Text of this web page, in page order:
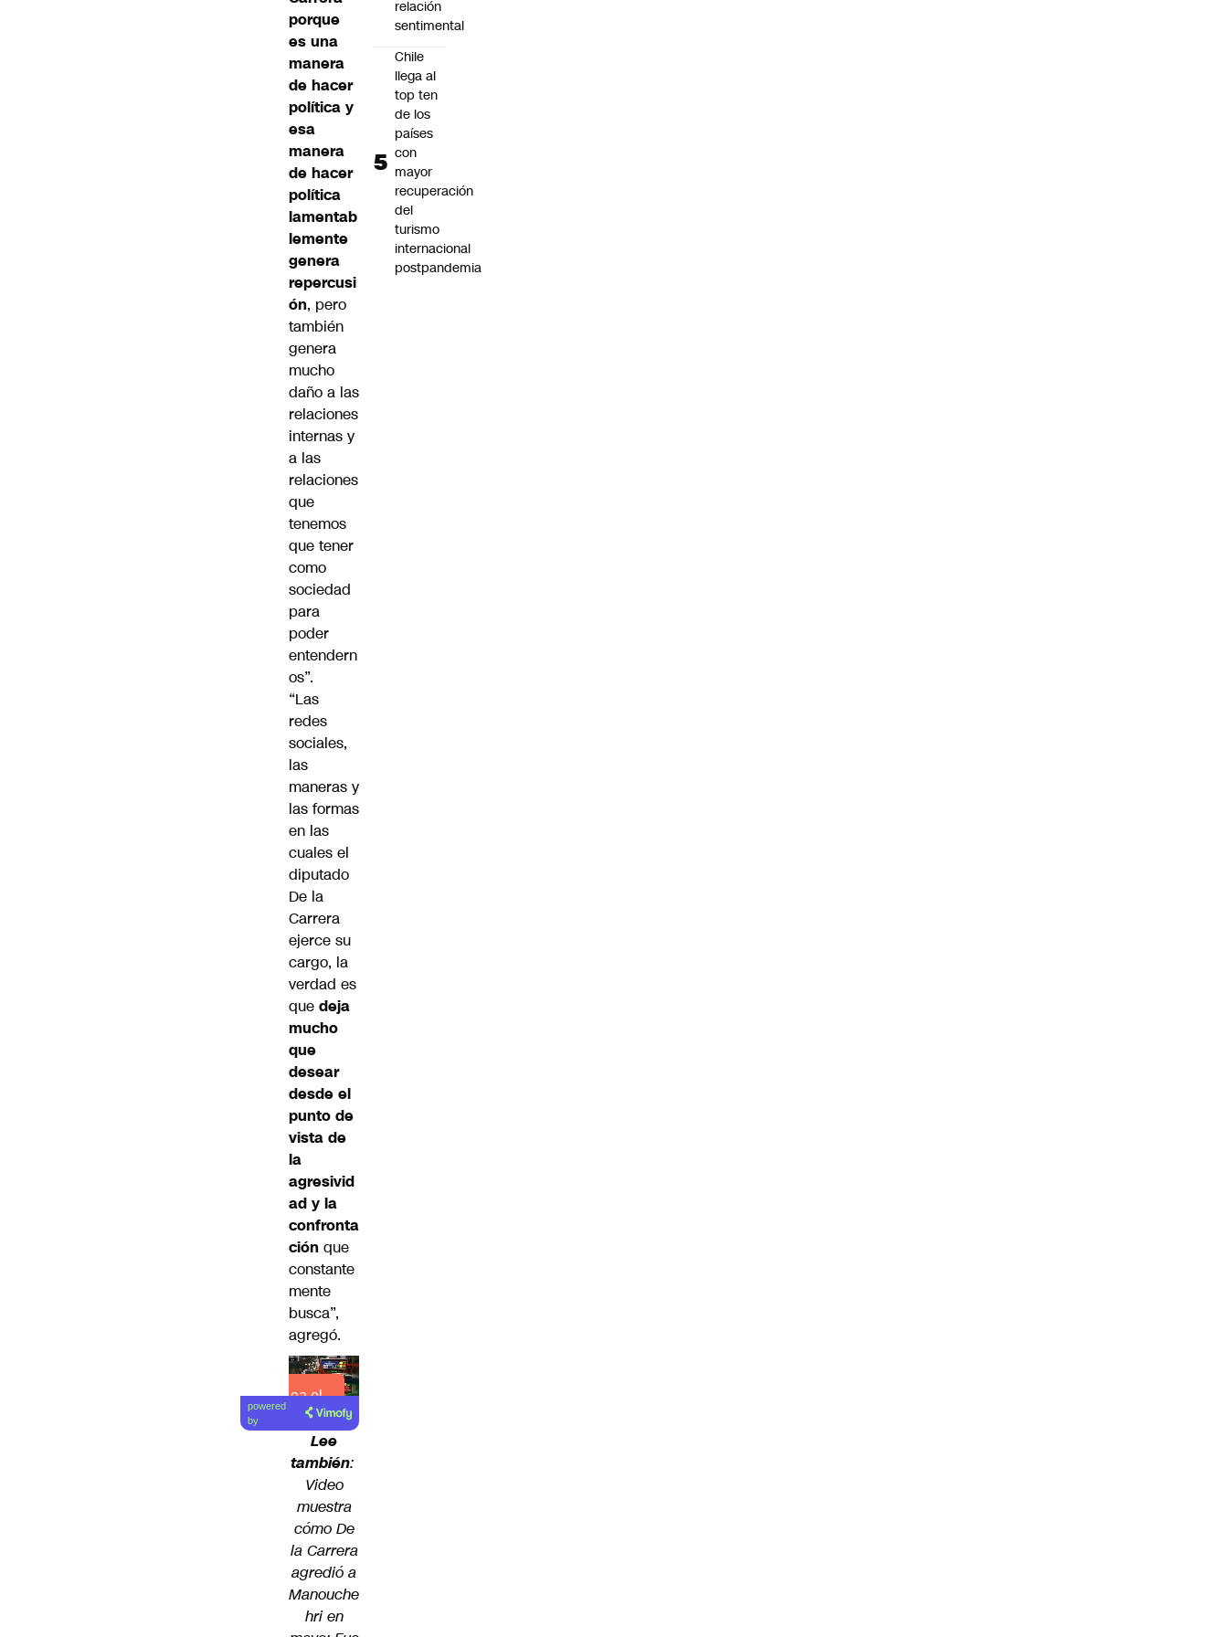
porque
es una
manera
de hacer
política y
esa
manera
de hacer
política
lamentab
lemente
genera
repercusi
ón, pero
también
genera
mucho
daño a las
relaciones
internas y
a las
relaciones
que
tenemos
que tener
como
sociedad
para
poder
entendern
os”.
“Las
redes
sociales,
las
maneras y
las formas
en las
cuales el
diputado
De la
Carrera
ejerce su
cargo, la
verdad es
que deja
mucho
que
desear
desde el
punto de
vista de
la
agresivid
ad y la
confronta
ción que
constante
mente
busca”,
agregó.
Lea el
artículo
powered
by
Lee
también:
Video
muestra
cómo De
la Carrera
agredió a
Manouche
hri en
relación
sentimental
Chile
llega al
top ten
de los
países
con
mayor
recuperación
del
turismo
internacional
postpandemia